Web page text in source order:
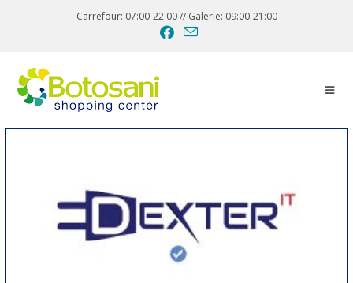
Carrefour: 07:00-22:00 // Galerie: 09:00-21:00